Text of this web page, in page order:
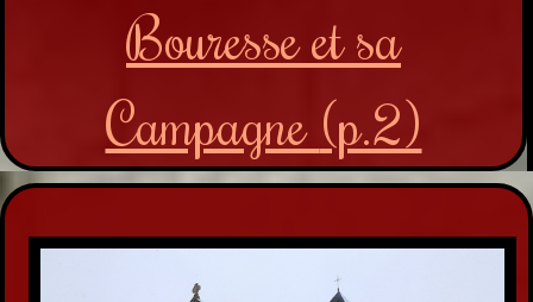
Bouresse et sa
Campagne (p.2)